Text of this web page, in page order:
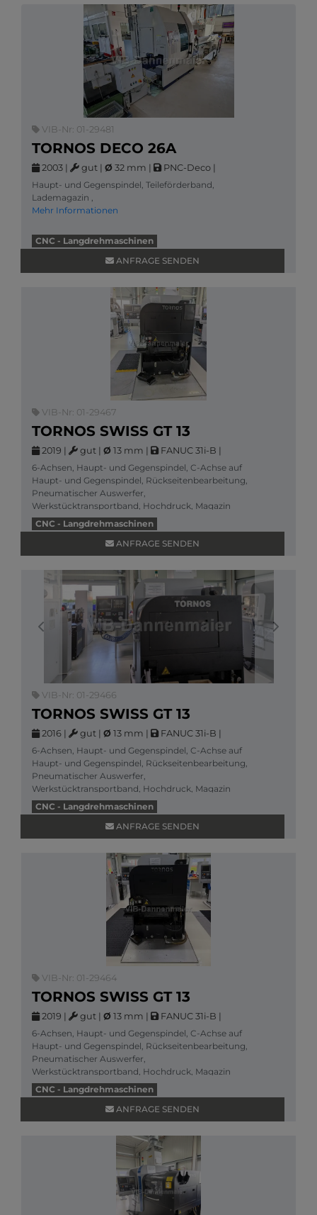
VIB-Nr: 01-29481
TORNOS DECO 26A
2003 | gut | Ø 32 mm | PNC-Deco |
Haupt- und Gegenspindel, Teileförderband,
Lademagazin ,
Mehr Informationen
CNC - Langdrehmaschinen
ANFRAGE SENDEN
VIB-Nr: 01-29467
TORNOS SWISS GT 13
2019 | gut | Ø 13 mm | FANUC 31i-B |
6-Achsen, Haupt- und Gegenspindel, C-Achse auf
Haupt- und Gegenspindel, Rückseitenbearbeitung,
Pneumatischer Auswerfer,
Werkstücktransportband, Hochdruck, Magazin
Tornos Robobar SBF-213 ,
Mehr Informationen
CNC - Langdrehmaschinen
ANFRAGE SENDEN
Previous Next
VIB-Nr: 01-29466
TORNOS SWISS GT 13
2016 | gut | Ø 13 mm | FANUC 31i-B |
6-Achsen, Haupt- und Gegenspindel, C-Achse auf
Haupt- und Gegenspindel, Rückseitenbearbeitung,
Pneumatischer Auswerfer,
Werkstücktransportband, Hochdruck, Magazin
Tornos Robobar SBF-213 ,
Mehr Informationen
CNC - Langdrehmaschinen
ANFRAGE SENDEN
VIB-Nr: 01-29464
TORNOS SWISS GT 13
2019 | gut | Ø 13 mm | FANUC 31i-B |
6-Achsen, Haupt- und Gegenspindel, C-Achse auf
Haupt- und Gegenspindel, Rückseitenbearbeitung,
Pneumatischer Auswerfer,
Werkstücktransportband, Hochdruck, Magazin
Tornos Robobar SBF-213 ,
Mehr Informationen
CNC - Langdrehmaschinen
ANFRAGE SENDEN